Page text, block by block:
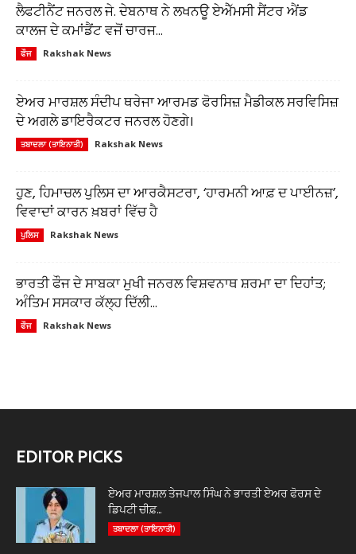
ਲੈਫਟੀਨੈਂਟ ਜਨਰਲ ਜੇ. ਦੇਬਨਾਥ ਨੇ ਲਖਨਊ ਏਐੱਮਸੀ ਸੈਂਟਰ ਐਂਡ
ਕਾਲਜ ਦੇ ਕਮਾਂਡੈਂਟ ਵਜੋਂ ਚਾਰਜ...
ਫੌਜ Rakshak News
ਏਅਰ ਮਾਰਸ਼ਲ ਸੰਦੀਪ ਥਰੇਜਾ ਆਰਮਡ ਫੋਰਸਿਜ਼ ਮੈਡੀਕਲ ਸਰਵਿਸਿਜ਼
ਦੇ ਅਗਲੇ ਡਾਇਰੈਕਟਰ ਜਨਰਲ ਹੋਣਗੇ।
ਤਬਾਦਲਾ (ਤਾਇਨਾਤੀ) Rakshak News
ਹੁਣ, ਹਿਮਾਚਲ ਪੁਲਿਸ ਦਾ ਆਰਕੈਸਟਰਾ, ‘ਹਾਰਮਨੀ ਆਫ਼ ਦ ਪਾਈਨਜ਼’,
ਵਿਵਾਦਾਂ ਕਾਰਨ ਖ਼ਬਰਾਂ ਵਿੱਚ ਹੈ
ਪੁਲਿਸ Rakshak News
ਭਾਰਤੀ ਫੌਜ ਦੇ ਸਾਬਕਾ ਮੁਖੀ ਜਨਰਲ ਵਿਸ਼ਵਨਾਥ ਸ਼ਰਮਾ ਦਾ ਦਿਹਾਂਤ;
ਅੰਤਿਮ ਸਸਕਾਰ ਕੱਲ੍ਹ ਦਿੱਲੀ...
ਫੌਜ Rakshak News
EDITOR PICKS
ਏਅਰ ਮਾਰਸ਼ਲ ਤੇਜਪਾਲ ਸਿੰਘ ਨੇ ਭਾਰਤੀ ਏਅਰ ਫੋਰਸ ਦੇ
ਡਿਪਟੀ ਚੀਫ਼...
ਤਬਾਦਲਾ (ਤਾਇਨਾਤੀ)